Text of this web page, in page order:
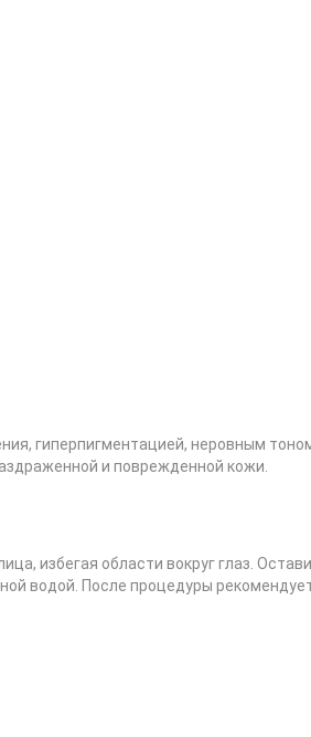
гиперпигментацией, неровным
и поврежденной кожи.
избегая области вокруг глаз.
водой. После процедуры